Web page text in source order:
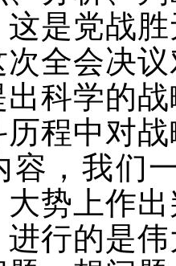
是党战
次全会决
出科学的
程中对
容，我们
大势上作
行的是